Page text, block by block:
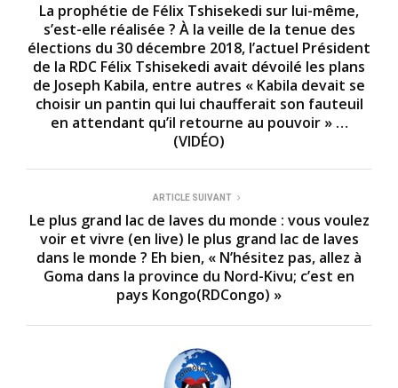
La prophétie de Félix Tshisekedi sur lui-même,
s’est-elle réalisée ? À la veille de la tenue des
élections du 30 décembre 2018, l’actuel Président
de la RDC Félix Tshisekedi avait dévoilé les plans
de Joseph Kabila, entre autres « Kabila devait se
choisir un pantin qui lui chaufferait son fauteuil
en attendant qu’il retourne au pouvoir » …
(VIDÉO)
ARTICLE SUIVANT
Le plus grand lac de laves du monde : vous voulez
voir et vivre (en live) le plus grand lac de laves
dans le monde ? Eh bien, « N’hésitez pas, allez à
Goma dans la province du Nord-Kivu; c’est en
pays Kongo(RDCongo) »